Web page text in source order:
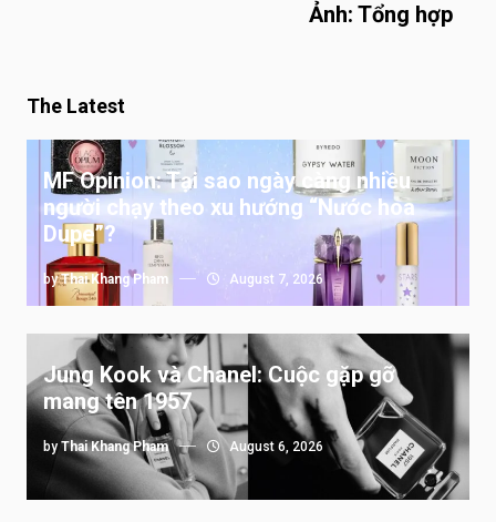
Ảnh: Tổng hợp
The Latest
MF Opinion: Tại sao ngày càng nhiều
người chạy theo xu hướng “Nước hoa
Dupe”?
byThai Khang Pham August 7, 2026
Jung Kook và Chanel: Cuộc gặp gỡ
mang tên 1957
by Thai Khang Pham August 6, 2026